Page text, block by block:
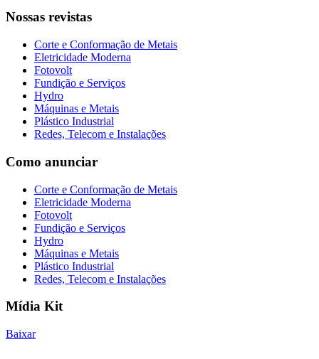
Nossas revistas
Corte e Conformação de Metais
Eletricidade Moderna
Fotovolt
Fundição e Serviços
Hydro
Máquinas e Metais
Plástico Industrial
Redes, Telecom e Instalações
Como anunciar
Corte e Conformação de Metais
Eletricidade Moderna
Fotovolt
Fundição e Serviços
Hydro
Máquinas e Metais
Plástico Industrial
Redes, Telecom e Instalações
Mídia Kit
Baixar